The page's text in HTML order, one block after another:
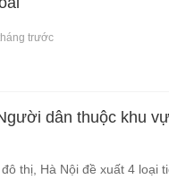
trước
dân thuộc khu
thị, Hà Nội đề xuất 4 loại